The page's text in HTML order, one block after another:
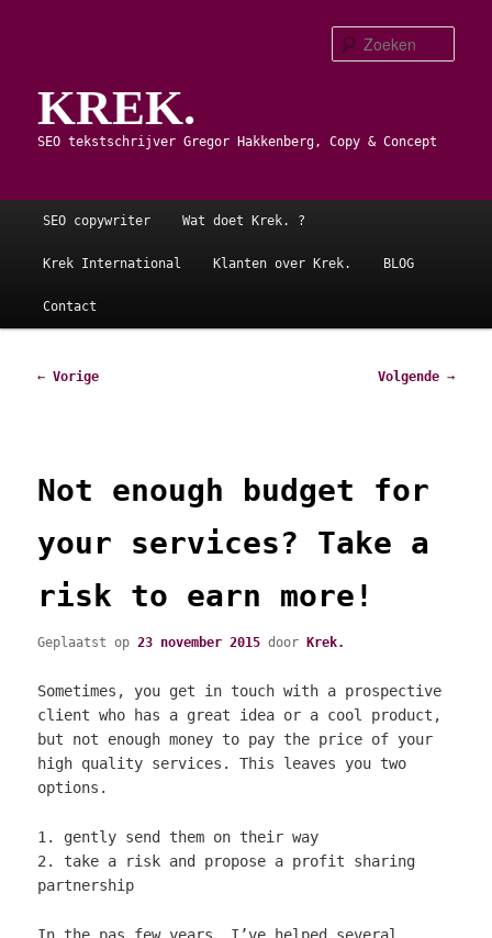
primaire
inhoudKREK.
SEO tekstschrijver Gregor Hakkenberg, Copy & Concept
Hoofdmenu
SEO copywriter Wat doet Krek. ?
Krek International Klanten over Krek. BLOG
Contact
Bericht
← Vorige Volgende →
Not enough budget for
your services? Take a
risk to earn more!
Geplaatst op23 november 2015 doorKrek.
Sometimes, you get in touch with a prospective
client who has a great idea or a cool product,
but not enough money to pay the price of your
high quality services. This leaves you two
options.
1. gently send them on their way
2. take a risk and propose a profit sharing
partnership
In the pas few years, I’ve helped several